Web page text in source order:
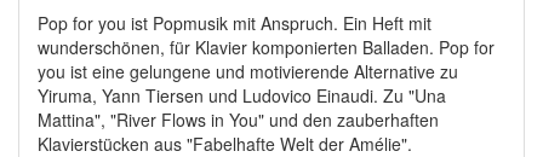
Pop for you ist Popmusik mit Anspruch. Ein Heft mit
wunderschönen, für Klavier komponierten Balladen. Pop for
you ist eine gelungene und motivierende Alternative zu
Yiruma, Yann Tiersen und Ludovico Einaudi. Zu "Una
Mattina", "River Flows in You" und den zauberhaften
Klavierstücken aus "Fabelhafte Welt der Amélie".